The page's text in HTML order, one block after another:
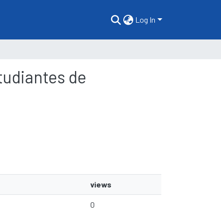
Log In
de
views
0